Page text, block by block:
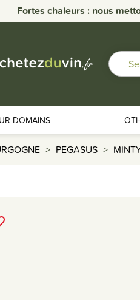
Fortes chaleurs : nous
DOMAINS
PEGASUS